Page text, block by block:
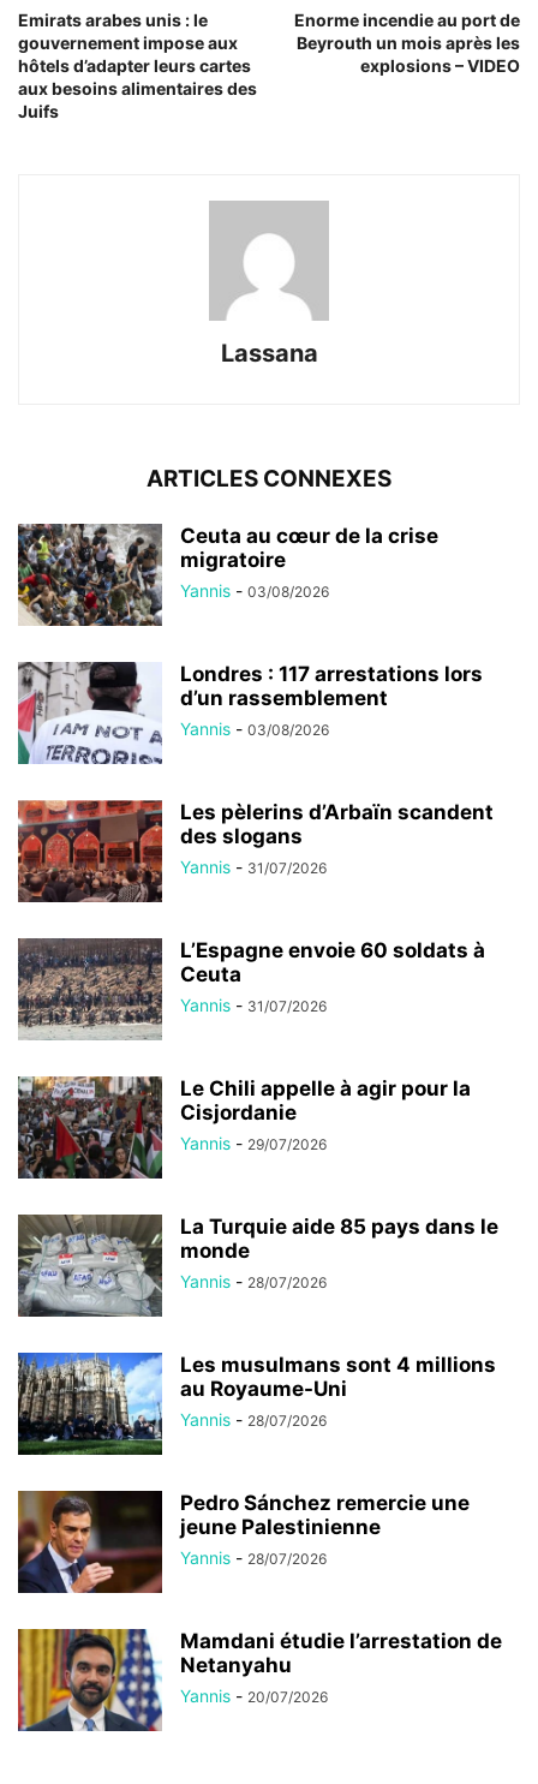
Emirats arabes unis : le
gouvernement impose aux
hôtels d’adapter leurs cartes
aux besoins alimentaires des
Juifs
Enorme incendie au port de
Beyrouth un mois après les
explosions – VIDEO
Lassana
ARTICLES CONNEXES
Ceuta au cœur de la crise
migratoire
Yannis - 03/08/2026
Londres : 117 arrestations lors
d’un rassemblement
Yannis - 03/08/2026
Les pèlerins d’Arbaïn scandent
des slogans
Yannis - 31/07/2026
L’Espagne envoie 60 soldats à
Ceuta
Yannis - 31/07/2026
Le Chili appelle à agir pour la
Cisjordanie
Yannis - 29/07/2026
La Turquie aide 85 pays dans le
monde
Yannis - 28/07/2026
Les musulmans sont 4 millions
au Royaume-Uni
Yannis - 28/07/2026
Pedro Sánchez remercie une
jeune Palestinienne
Yannis - 28/07/2026
Mamdani étudie l’arrestation de
Netanyahu
Yannis - 20/07/2026